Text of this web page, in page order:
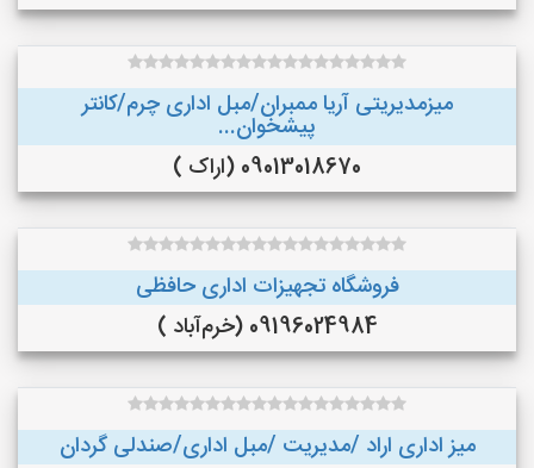
میزمدیریتی آریا ممبران/مبل اداری چرم/کانتر
پیشخوان...
09013018670 (اراک )
فروشگاه تجهیزات اداری حافظی
09196024984 (خرم‌آباد )
میز اداری اراد /مدیریت /مبل اداری/صندلی گردان